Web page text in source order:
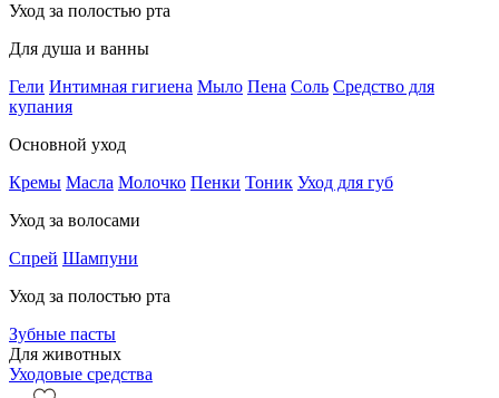
Уход за полостью рта
Для душа и ванны
Гели Интимная гигиена Мыло Пена Соль Средство для
купания
Основной уход
Кремы Масла Молочко Пенки Тоник Уход для губ
Уход за волосами
Спрей Шампуни
Уход за полостью рта
Зубные пасты
Для животных
Уходовые средства